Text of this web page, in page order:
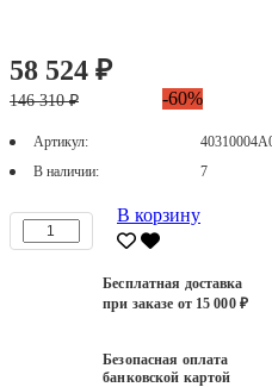
58 524 ₽
146 310 ₽ -60%
Артикул:
В наличии:
7
В корзину
Бесплатная доставка
при заказе от 15 000 ₽
Безопасная оплата
банковской картой